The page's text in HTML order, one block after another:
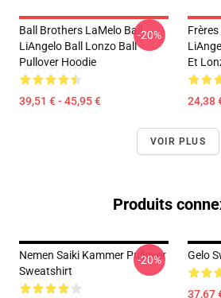
Ball Brothers LaMelo Ball
LiAngelo Ball Lonzo Ball
Pullover Hoodie
39,51 € - 45,95 €
-20%
Et
24,38
VOIR PLUS
Produits
Nemen Saiki Kammer Pullover
Sweatshirt
-20% Gelo
37,67